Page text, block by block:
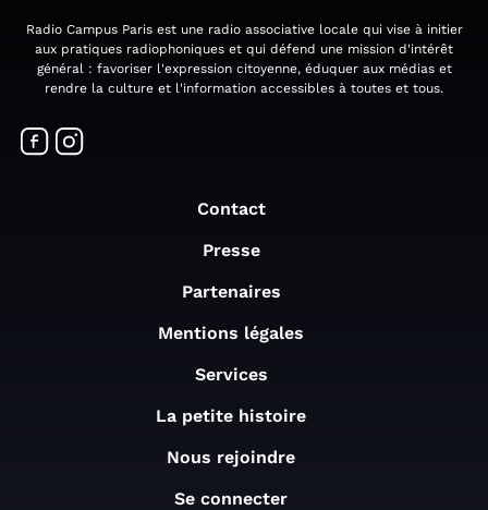
Radio Campus Paris est une radio associative locale qui vise à initier
aux pratiques radiophoniques et qui défend une mission d'intérêt
général : favoriser l'expression citoyenne, éduquer aux médias et
rendre la culture et l'information accessibles à toutes et tous.
Contact
Presse
Partenaires
Mentions légales
Services
La petite histoire
Nous rejoindre
Se connecter